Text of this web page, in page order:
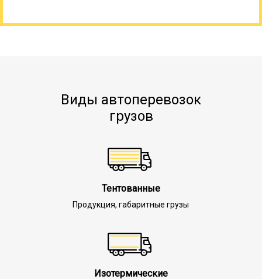
Виды автоперевозок
грузов
Тентованные
Продукция, габаритные грузы
Изотермические